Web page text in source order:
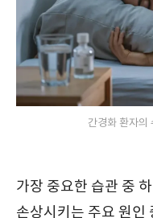
간경화 환자의
가장 중요한 습관 중
손상시키는 주요 원인